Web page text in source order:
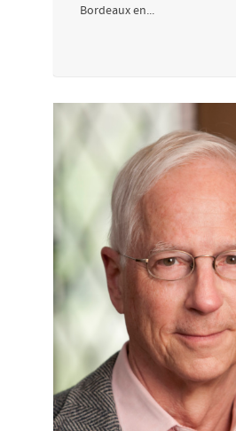
Bordeaux en...